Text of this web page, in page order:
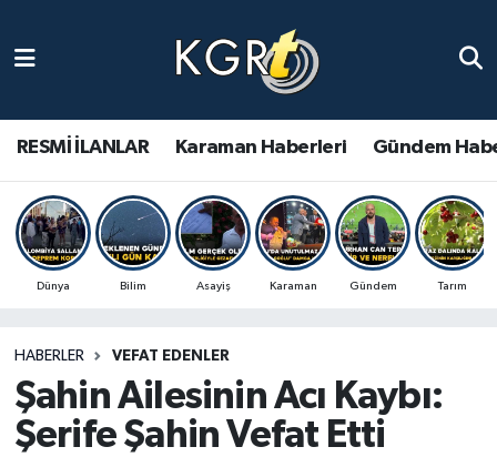
RESMİ İLANLAR Karaman Haberleri Gündem
Dünya Bilim Asayiş Karaman Gündem Tarım
HABERLER VEFAT EDENLER
Şahin Ailesinin Acı Kaybı:
Şerife Şahin Vefat Etti
Gündem Haberleri
Güncel Haberler
Spor Haberleri
Ulusal Haberler
Vefat Edenler